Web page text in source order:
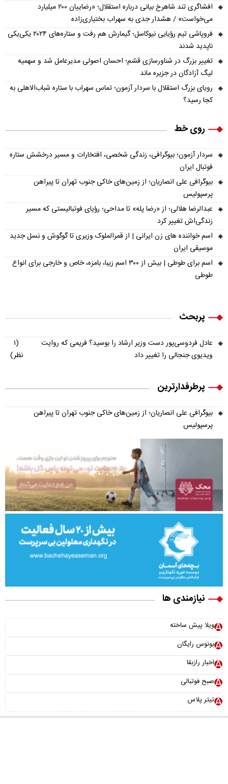
افشاگری تند شاهرخ بیانی درباره استقلال؛ «رضاییان ۲۰۰ میلیارد
می‌خواست» / هشدار جدی به سهراب بختیاری‌زاده
فروپاشی تیم رؤیایی نیوکاسل؛ گیمارش هم رفت و ستاره‌های ۲۰۲۴ یکی‌یکی
ناپدید شدند
تغییر بزرگ در شناورسازی قشم؛ احسان اصولی مدیرعامل شد و سهمیه
لیگ آزادگان در جزیره ماند
رویای بزرگ استقلال با سردار آزمون؛ تماس سهراب با ستاره شباب‌الاهلی به
کجا رسید؟
روی خط
سردار آزمون؛ بیوگرافی، زندگی شخصی، افتخارات و مسیر درخشش ستاره
فوتبال ایران
بیوگرافی علی انصاریان؛ از زمین‌های خاکی جنوب تهران تا پیراهن
پرسپولیس
عبدالرضا هلالی؛ از «رضا پله» تا مداحی؛ رؤیای فوتبالیستی که مسیر
زندگی‌اش تغییر کرد
اسم خواننده های زن ایرانی | از قمرالملوک وزیری تا گوگوش و نسل جدید
موسیقی ایران
اسم برای طوطی | بیش از ۳۰۰ اسم زیبا، بامزه، خاص و خارجی برای انواع
طوطی
پربحث
عادل فردوسی‌پور دست وزیر ارشاد را بوسید؟ فریمی که روایت
ویدیوی جنجالی را تغییر داد
(۱
نظر)
پرطرفدارترین
بیوگرافی علی انصاریان؛ از زمین‌های خاکی جنوب تهران تا پیراهن
پرسپولیس
نیازمندی ها
ویلا پیش ساخته
بونوس رایگان
اخبار رازبقا
صبح فوتبالی
تیتر پلاس